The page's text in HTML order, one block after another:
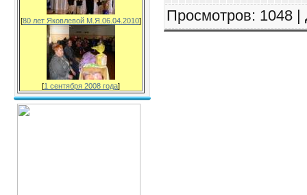
[80 лет Яковлевой М.Я.06.04.2010]
[1 сентября 2008 года]
Просмотров: 1048 |